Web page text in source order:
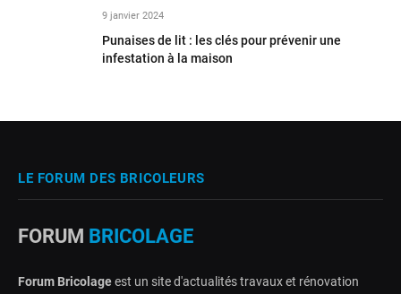
9 janvier 2024
Punaises de lit : les clés pour prévenir une
infestation à la maison
LE FORUM DES BRICOLEURS
FORUM BRICOLAGE
Forum Bricolageest un site d'actualités travaux et rénovation